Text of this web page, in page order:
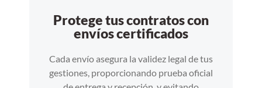
Protege tus contratos con
envíos certificados
Cada envío asegura la validez legal de tus
gestiones, proporcionando prueba oficial